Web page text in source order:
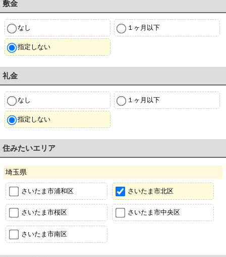
敷金
なし １ヶ月以下
指定しない
礼金
なし １ヶ月以下
指定しない
住みたいエリア
埼玉県
さいたま市浦和区 さいたま市北区
さいたま市桜区 さいたま市中央区
さいたま市南区